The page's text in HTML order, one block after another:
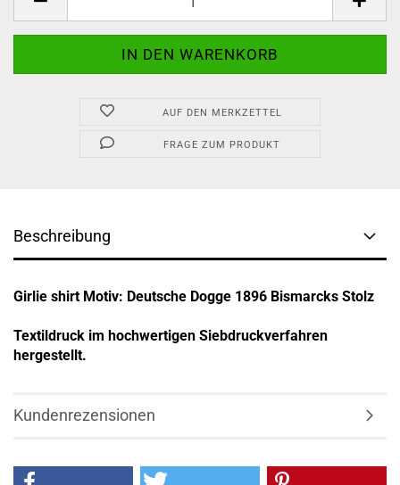
AUF DEN MERKZETTEL
FRAGE ZUM PRODUKT
Beschreibung
Girlie shirt Motiv: Deutsche Dogge 1896 Bismarcks Stolz
Textildruck im hochwertigen Siebdruckverfahren
hergestellt.
Kundenrezensionen